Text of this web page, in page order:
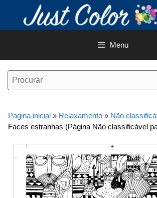
o
Menu
Pagina inicial » Relaxamento » Não
Faces estranhas (Página Não classificável